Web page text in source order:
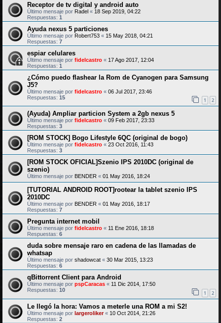
Receptor de tv digital y android auto
Último mensaje por Radel « 18 Sep 2019, 04:22
Respuestas: 1
Ayuda nexus 5 particiones
Último mensaje por Robert753 « 15 May 2018, 04:21
Respuestas: 7
espiar celulares
Último mensaje por fidelcastro « 17 Ago 2017, 12:04
Respuestas: 1
¿Cómo puedo flashear la Rom de Cyanogen para Samsung
J5?
Último mensaje por fidelcastro « 06 Jul 2017, 23:46
Respuestas: 15 1 2
(Ayuda) Ampliar particion System a 2gb nexus 5
Último mensaje por fidelcastro « 09 Feb 2017, 23:33
Respuestas: 3
[ROM STOCK] Bogo Lifestyle 6QC (original de bogo)
Último mensaje por fidelcastro « 23 Oct 2016, 11:43
Respuestas: 3
[ROM STOCK OFICIAL]Szenio IPS 2010DC (original de
szenio)
Último mensaje por BENDER « 01 May 2016, 18:24
[TUTORIAL ANDROID ROOT]rootear la tablet szenio IPS
2010DC
Último mensaje por BENDER « 01 May 2016, 18:17
Respuestas: 7
Pregunta internet mobil
Último mensaje por fidelcastro « 11 Ene 2016, 18:18
Respuestas: 6
duda sobre mensaje raro en cadena de las llamadas de
whatsap
Último mensaje por shadowcat « 30 Mar 2015, 13:23
Respuestas: 6
qBittorrent Client para Android
Último mensaje por pspCaracas « 11 Dic 2014, 17:50
Respuestas: 10 1 2
Le llegó la hora: Vamos a meterle una ROM a mi S2!
Último mensaje por largeroliker« 10 Oct 2014, 21:26
Respuestas: 2